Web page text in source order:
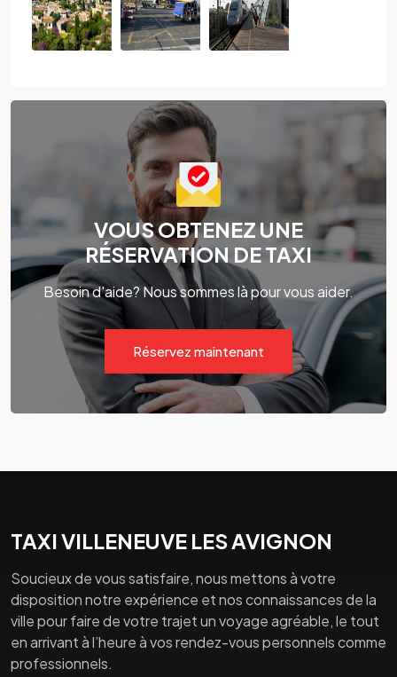
VOUS OBTENEZ UNE
RÉSERVATION DE TAXI
Besoin d'aide? Nous sommes là pour vous aider.
Réservez maintenant
TAXI VILLENEUVE LES AVIGNON
Soucieux de vous satisfaire, nous mettons à votre
disposition notre expérience et nos connaissances de la
ville pour faire de votre trajet un voyage agréable, le tout
en arrivant à l’heure à vos rendez-vous personnels comme
professionnels.